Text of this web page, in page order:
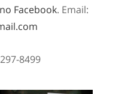
Facebook. Email:
8499